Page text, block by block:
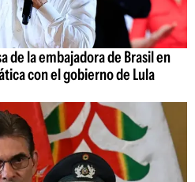
de la embajadora de Brasil en
con el gobierno de Lula